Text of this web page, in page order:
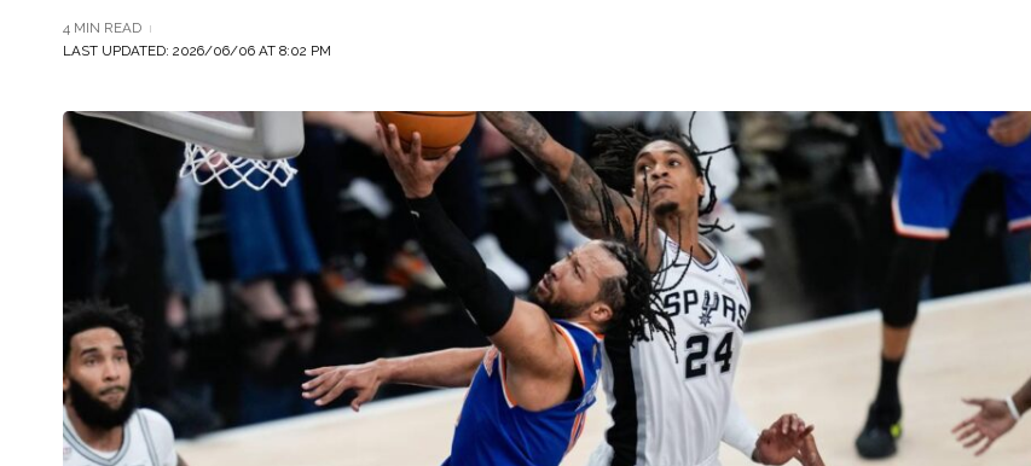
LAST UPDATED: 2026/06/06 AT 8:02 PM
4 MIN READ